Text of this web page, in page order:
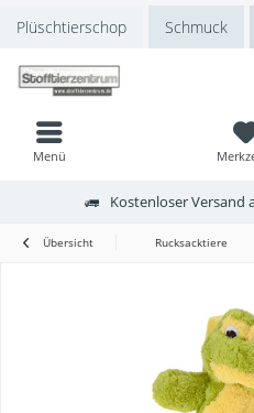
Plüschtierschop Schmuck
Menü
Kostenloser Versand
Übersicht Rucksacktiere